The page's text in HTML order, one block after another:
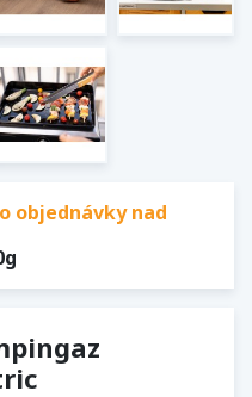
objednávky nad